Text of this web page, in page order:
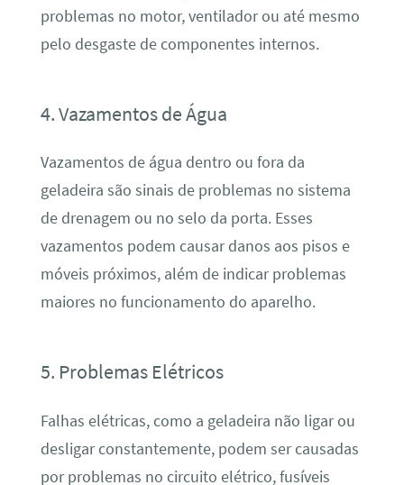
problemas no motor, ventilador ou até mesmo
pelo desgaste de componentes internos.
4. Vazamentos de Água
Vazamentos de água dentro ou fora da
geladeira são sinais de problemas no sistema
de drenagem ou no selo da porta. Esses
vazamentos podem causar danos aos pisos e
móveis próximos, além de indicar problemas
maiores no funcionamento do aparelho.
5. Problemas Elétricos
Falhas elétricas, como a geladeira não ligar ou
desligar constantemente, podem ser causadas
por problemas no circuito elétrico, fusíveis